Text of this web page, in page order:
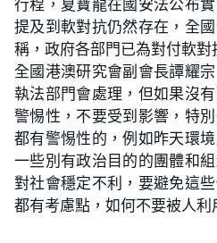
t
e
d
:
4
2
.
1
9
%
行程，夏寶龍在國安法公布
提及到軟對抗仍然存在，全
稱，政府各部門已為對付軟對
全國港澳研究會副會長譚耀
執法部門會處理，但如果沒
警惕性，不要受到影響，特
都有警惕性的，例如昨天環
一些別有政治目的的團體和
對社會穩定不利，要避免這
都有考慮點，如何不要被人利